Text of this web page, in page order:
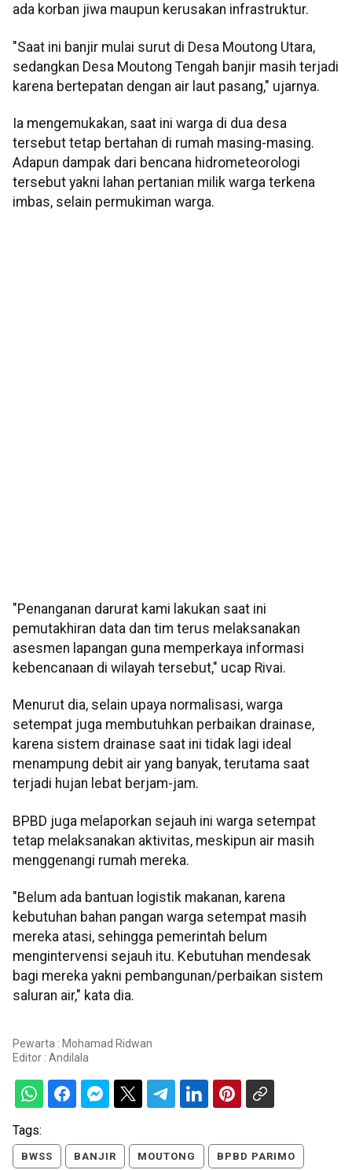
ada korban jiwa maupun kerusakan infrastruktur.
"Saat ini banjir mulai surut di Desa Moutong Utara,
sedangkan Desa Moutong Tengah banjir masih terjadi
karena bertepatan dengan air laut pasang," ujarnya.
Ia mengemukakan, saat ini warga di dua desa
tersebut tetap bertahan di rumah masing-masing.
Adapun dampak dari bencana hidrometeorologi
tersebut yakni lahan pertanian milik warga terkena
imbas, selain permukiman warga.
"Penanganan darurat kami lakukan saat ini
pemutakhiran data dan tim terus melaksanakan
asesmen lapangan guna memperkaya informasi
kebencanaan di wilayah tersebut," ucap Rivai.
Menurut dia, selain upaya normalisasi, warga
setempat juga membutuhkan perbaikan drainase,
karena sistem drainase saat ini tidak lagi ideal
menampung debit air yang banyak, terutama saat
terjadi hujan lebat berjam-jam.
BPBD juga melaporkan sejauh ini warga setempat
tetap melaksanakan aktivitas, meskipun air masih
menggenangi rumah mereka.
"Belum ada bantuan logistik makanan, karena
kebutuhan bahan pangan warga setempat masih
mereka atasi, sehingga pemerintah belum
mengintervensi sejauh itu. Kebutuhan mendesak
bagi mereka yakni pembangunan/perbaikan sistem
saluran air," kata dia.
Pewarta : Mohamad Ridwan
Editor : Andilala
Tags:
BWSS BANJIR MOUTONG BPBD PARIMO